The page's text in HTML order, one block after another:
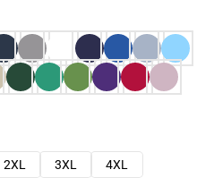
2XL 3XL
4XL